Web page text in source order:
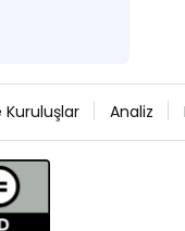
Kuruluşlar Analiz